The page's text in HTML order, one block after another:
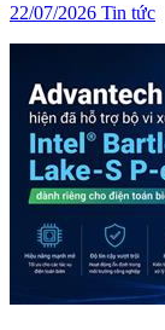
22/07/2026 Tin tức